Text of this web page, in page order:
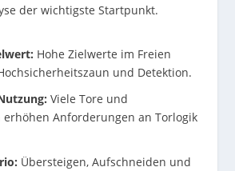
der wichtigste Startpunkt.
Hohe Zielwerte im Freien
und Detektion.
Viele Tore und
Anforderungen an Torlogik
Übersteigen, Aufschneiden und